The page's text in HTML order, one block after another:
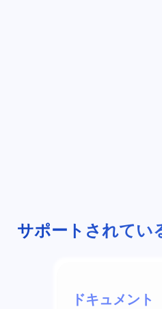
サポートされてい
ドキュメント